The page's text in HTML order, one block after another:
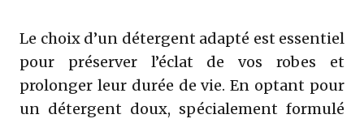
Le choix d’un détergent adapté est essentiel
pour préserver l’éclat de vos robes et
prolonger leur durée de vie. En optant pour
un détergent doux, spécialement formulé